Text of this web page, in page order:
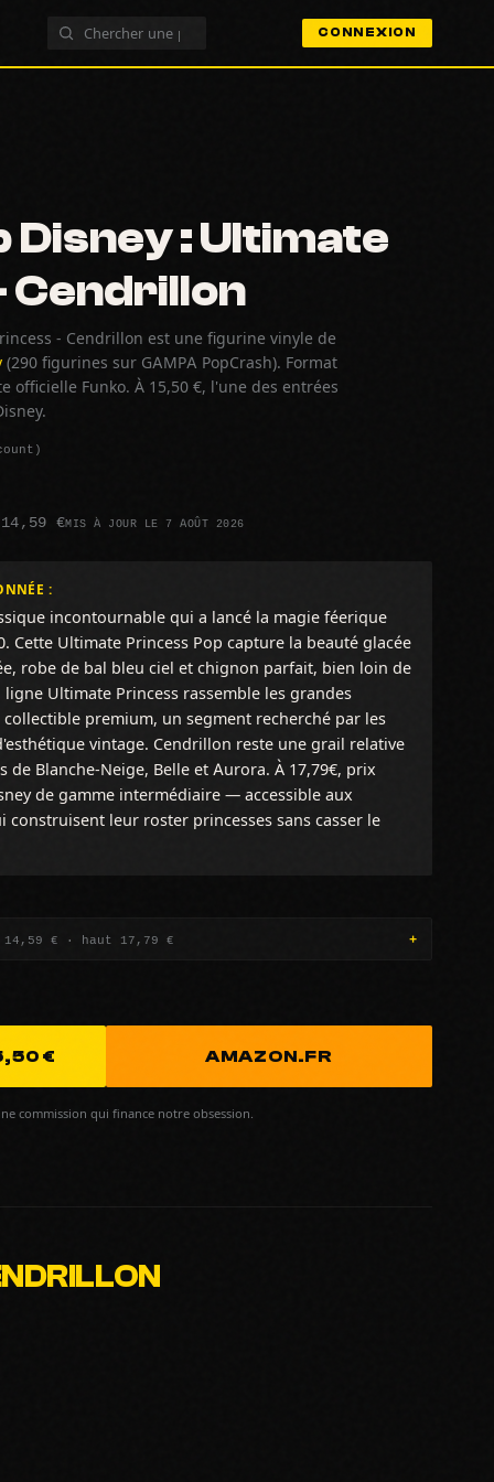
CONNEXION
Disney : Ultimate
Cendrillon
- Cendrillon est une figurine vinyle de
(290 figurines sur GAMPA PopCrash). Format
officielle Funko. À 15,50 €, l'une des entrées
€MIS À JOUR LE 7 AOÛT 2026
:
incontournable qui a lancé la magie féerique
Cette Ultimate Princess Pop capture la beauté glacée
robe de bal bleu ciel et chignon parfait, bien loin de
Ultimate Princess rassemble les grandes
premium, un segment recherché par les
vintage. Cendrillon reste une grail relative
de Blanche-Neige, Belle et Aurora. À 17,79€, prix
de gamme intermédiaire — accessible aux
leur roster princesses sans casser le
14,59 € · haut 17,79 €
€ AMAZON.FR
commission qui finance notre obsession.